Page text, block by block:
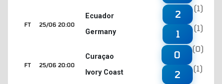
25/06 20:00
FT
Ecuador
Germany
2
(1)
1
(1)
25/06 20:00
FT
Curaçao
Ivory Coast
0
(0)
2
(1)